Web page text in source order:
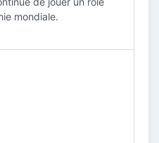
mondiale.